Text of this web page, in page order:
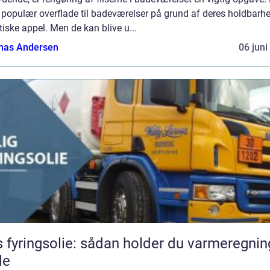
populær overflade til badeværelser på grund af deres
appel. Men de kan blive u...
Andersen
06 juni
fyringsolie: sådan holder du